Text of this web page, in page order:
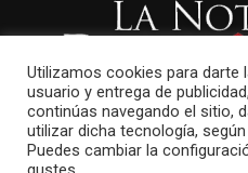
Utilizamos cookies para darte
usuario y entrega de
continúas navegando el sitio,
utilizar dicha tecnología,
Puedes cambiar la